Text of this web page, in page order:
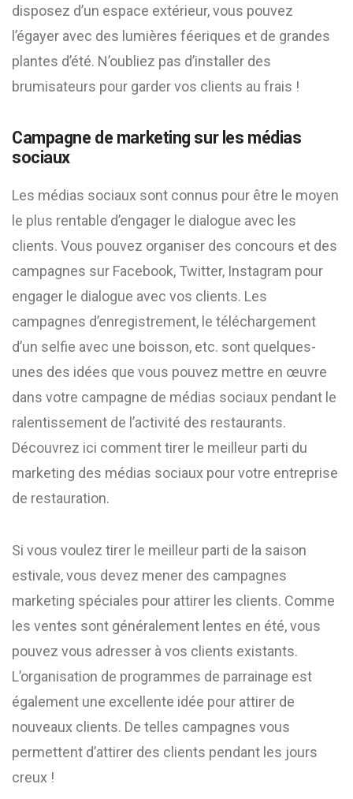
disposez d’un espace extérieur, vous pouvez
l’égayer avec des lumières féeriques et de grandes
plantes d’été. N’oubliez pas d’installer des
brumisateurs pour garder vos clients au frais !
Campagne de marketing sur les médias
sociaux
Les médias sociaux sont connus pour être le moyen
le plus rentable d’engager le dialogue avec les
clients. Vous pouvez organiser des concours et des
campagnes sur Facebook, Twitter, Instagram pour
engager le dialogue avec vos clients. Les
campagnes d’enregistrement, le téléchargement
d’un selfie avec une boisson, etc. sont quelques-
unes des idées que vous pouvez mettre en œuvre
dans votre campagne de médias sociaux pendant le
ralentissement de l’activité des restaurants.
Découvrez ici comment tirer le meilleur parti du
marketing des médias sociaux pour votre entreprise
de restauration.
Si vous voulez tirer le meilleur parti de la saison
estivale, vous devez mener des campagnes
marketing spéciales pour attirer les clients. Comme
les ventes sont généralement lentes en été, vous
pouvez vous adresser à vos clients existants.
L’organisation de programmes de parrainage est
également une excellente idée pour attirer de
nouveaux clients. De telles campagnes vous
permettent d’attirer des clients pendant les jours
creux !